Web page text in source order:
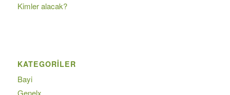
Kimler alacak?
KATEGORILER
Bayi
Genelx